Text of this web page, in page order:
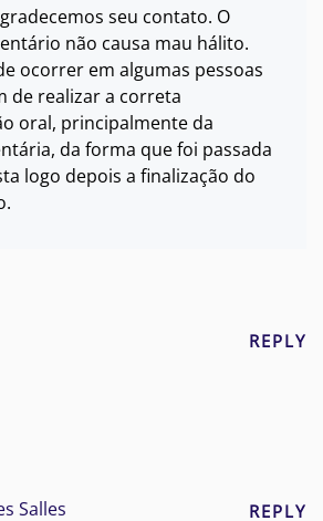
seu contato. O
não causa mau hálito.
ocorrer em algumas pessoas
de realizar a correta
oral, principalmente da
da forma que foi passada
logo depois a finalização do
REPLY
Salles REPLY